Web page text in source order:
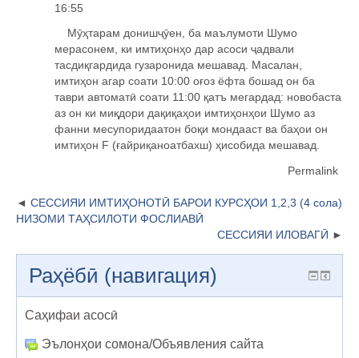
16:55
Мӯҳтарам донишҷӯен, ба маълумоти Шумо
мерасонем, ки имтиҳонҳо дар асоси ҷадвали
тасдиқгардида гузаронида мешавад. Масалан,
имтиҳон агар соати 10:00 оғоз ёфта бошад он ба
таври автоматӣ соати 11:00 қатъ мегардад: новобаста
аз он ки миқдори дақиқаҳои имтиҳонҳои Шумо аз
фанни месупоридаатон боқи мондааст ва баҳои он
имтиҳон F (ғайриқаноатбахш) ҳисобида мешавад.
Permalink
СЕССИЯИ ИМТИҲОНОТӢ БАРОИ КУРСҲОИ 1,2,3 (4 сола)
НИЗОМИ ТАҲСИЛОТИ ФОСЛИАВӢ
СЕССИЯИ ИЛОВАГӢ
Раҳёбӣ (навигация)
Саҳифаи асосӣ
Эълонҳои сомона/Объявления сайта